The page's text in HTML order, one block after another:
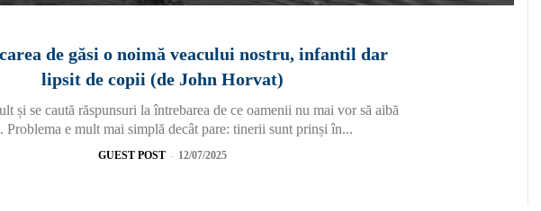
de găsi o noimă veacului nostru, infantil dar
lipsit de copii (de John Horvat)
și se caută răspunsuri la întrebarea de ce oamenii nu mai vor să aibă
Problema e mult mai simplă decât pare: tinerii sunt prinși în...
GUEST POST - 12/07/2025